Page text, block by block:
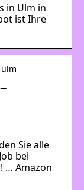
in Ulm in
ist Ihre
Sie alle
bei
… Amazon